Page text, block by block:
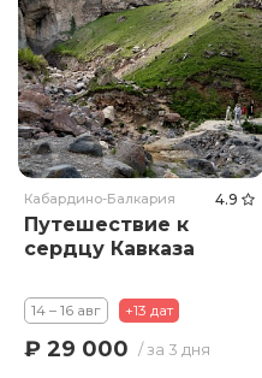
Кабардино-Балкария 4.9
Путешествие к
сердцу Кавказа
14 – 16 авг +13 дат
₽ 29 000 / за 3 дня